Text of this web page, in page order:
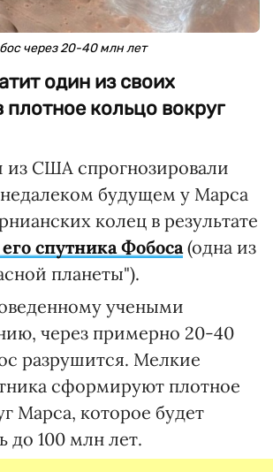
через 20-40 млн лет
один из своих
плотное кольцо вокруг
из США спрогнозировали
будущем у Марса
колец в результате
спутника Фобоса(одна из
планеты").
учеными
через примерно 20-40
разрушится. Мелкие
сформируют плотное
Марса, которое будет
до 100 млн лет.